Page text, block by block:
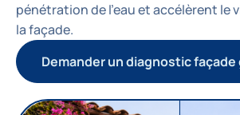
pénétration de l’eau et accélèrent le
la façade.
Demander un diagnostic